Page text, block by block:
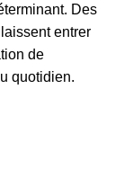
Des
entrer
de
quotidien.